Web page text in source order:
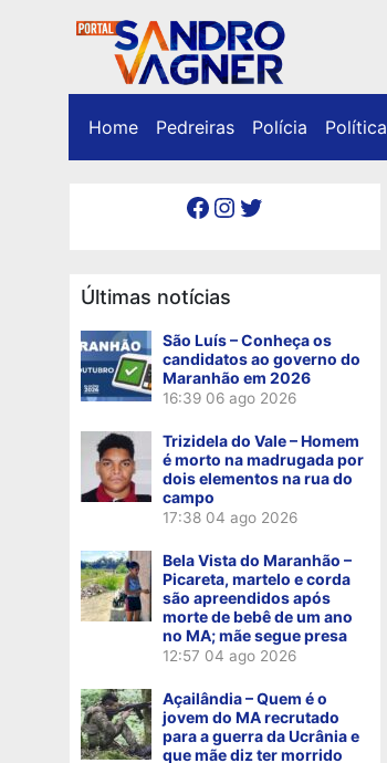
Home Pedreiras Polícia Política
Facebook Instagram Twitter
Últimas notícias
São Luís – Conheça os
candidatos ao governo do
Maranhão em 2026
16:39 06 ago 2026
Trizidela do Vale – Homem
é morto na madrugada por
dois elementos na rua do
campo
17:38 04 ago 2026
Bela Vista do Maranhão –
Picareta, martelo e corda
são apreendidos após
morte de bebê de um ano
no MA; mãe segue presa
12:57 04 ago 2026
Açailândia – Quem é o
jovem do MA recrutado
para a guerra da Ucrânia e
que mãe diz ter morrido